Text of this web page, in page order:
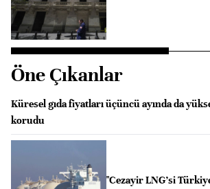
Öne Çıkanlar
Küresel gıda fiyatları üçüncü ayında da
korudu
"Cezayir LNG’si